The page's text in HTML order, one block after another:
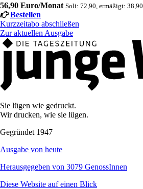
56,90 Euro/Monat Soli: 72,90, ermäßigt: 38,90
Bestellen
Kurzzeitabo abschließen
Zur aktuellen Ausgabe
Sie lügen wie gedruckt.
Wir drucken, wie sie lügen.
Gegründet 1947
Ausgabe von heute
Herausgegeben von 3079 GenossInnen
Diese Website auf einen Blick